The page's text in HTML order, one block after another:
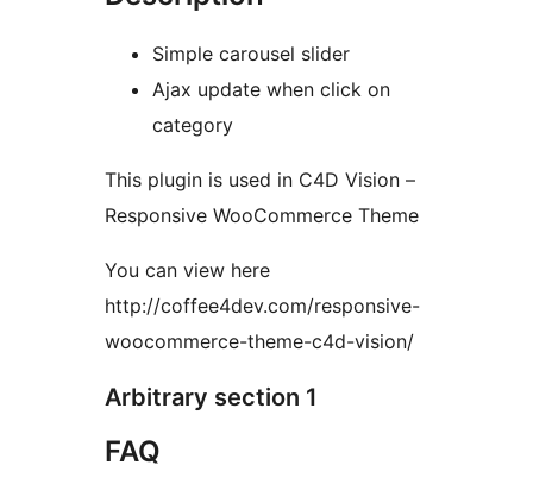
Simple carousel slider
Ajax update when click on
category
This plugin is used in C4D Vision –
Responsive WooCommerce Theme
You can view here
http://coffee4dev.com/responsive-
woocommerce-theme-c4d-vision/
Arbitrary section 1
FAQ